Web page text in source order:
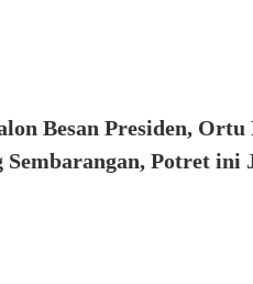
Besan Presiden, Ortu
Sembarangan, Potret ini